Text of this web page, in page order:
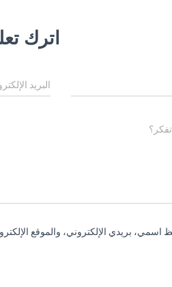
اترك
البريد
اسمي، بريدي الإلكتروني، والموقع